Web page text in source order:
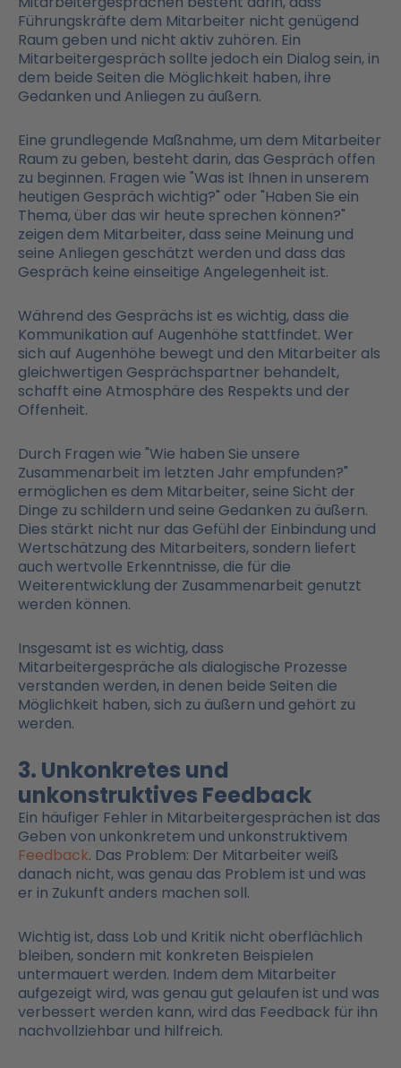
Führungskräfte dem Mitarbeiter nicht genügend
Raum geben und nicht aktiv zuhören. Ein
Mitarbeitergespräch sollte jedoch ein Dialog sein, in
dem beide Seiten die Möglichkeit haben, ihre
Gedanken und Anliegen zu äußern.
Eine grundlegende Maßnahme, um dem Mitarbeiter
Raum zu geben, besteht darin, das Gespräch offen
zu beginnen. Fragen wie "Was ist Ihnen in unserem
heutigen Gespräch wichtig?" oder "Haben Sie ein
Thema, über das wir heute sprechen können?"
zeigen dem Mitarbeiter, dass seine Meinung und
seine Anliegen geschätzt werden und dass das
Gespräch keine einseitige Angelegenheit ist.
Während des Gesprächs ist es wichtig, dass die
Kommunikation auf Augenhöhe stattfindet. Wer
sich auf Augenhöhe bewegt und den Mitarbeiter als
gleichwertigen Gesprächspartner behandelt,
schafft eine Atmosphäre des Respekts und der
Offenheit.
Durch Fragen wie "Wie haben Sie unsere
Zusammenarbeit im letzten Jahr empfunden?"
ermöglichen es dem Mitarbeiter, seine Sicht der
Dinge zu schildern und seine Gedanken zu äußern.
Dies stärkt nicht nur das Gefühl der Einbindung und
Wertschätzung des Mitarbeiters, sondern liefert
auch wertvolle Erkenntnisse, die für die
Weiterentwicklung der Zusammenarbeit genutzt
werden können.
Insgesamt ist es wichtig, dass
Mitarbeitergespräche als dialogische Prozesse
verstanden werden, in denen beide Seiten die
Möglichkeit haben, sich zu äußern und gehört zu
werden.
3. Unkonkretes und
unkonstruktives Feedback
Ein häufiger Fehler in Mitarbeitergesprächen ist das
Geben von unkonkretem und unkonstruktivem
Feedback. Das Problem: Der Mitarbeiter weiß
danach nicht, was genau das Problem ist und was
er in Zukunft anders machen soll.
Wichtig ist, dass Lob und Kritik nicht oberflächlich
bleiben, sondern mit konkreten Beispielen
untermauert werden. Indem dem Mitarbeiter
aufgezeigt wird, was genau gut gelaufen ist und was
verbessert werden kann, wird das Feedback für ihn
nachvollziehbar und hilfreich.